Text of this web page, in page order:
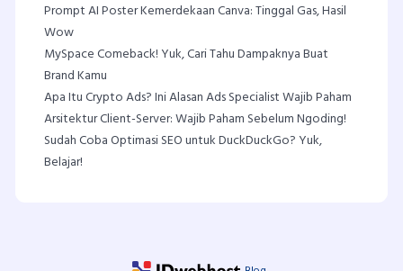
Prompt AI Poster Kemerdekaan Canva: Tinggal Gas, Hasil
Wow
MySpace Comeback! Yuk, Cari Tahu Dampaknya Buat
Brand Kamu
Apa Itu Crypto Ads? Ini Alasan Ads Specialist Wajib Paham
Arsitektur Client-Server: Wajib Paham Sebelum Ngoding!
Sudah Coba Optimasi SEO untuk DuckDuckGo? Yuk,
Belajar!